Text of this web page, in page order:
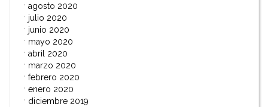
agosto 2020
julio 2020
junio 2020
mayo 2020
abril 2020
marzo 2020
febrero 2020
enero 2020
diciembre 2019